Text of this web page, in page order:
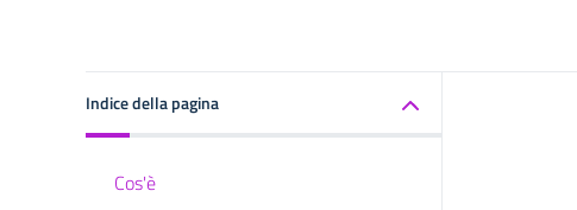
Indice della pagina
Cos'è